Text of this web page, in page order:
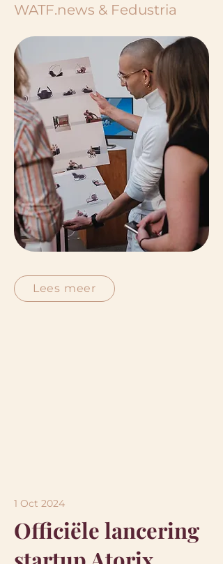
WATF.news & Fedustria
Lees meer
1 Oct 2024
Officiële lancering